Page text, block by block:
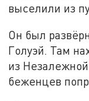
выселили из
Он был
Голуэй. Там
из
беженцев